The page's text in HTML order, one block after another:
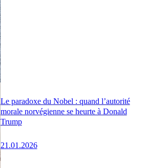
Le paradoxe du Nobel : quand l’autorité
morale norvégienne se heurte à Donald
Trump
21.01.2026